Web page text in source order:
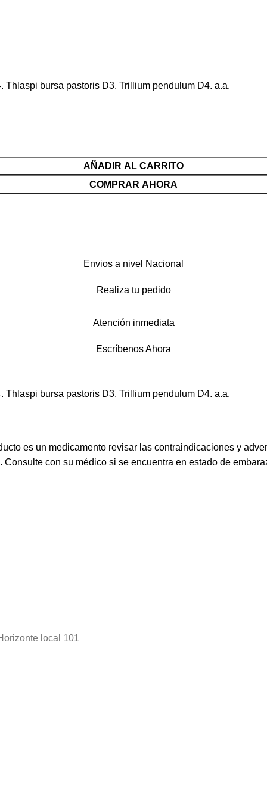
bursa pastoris D3. Trillium pendulum D4. a.a.
AÑADIR AL CARRITO
COMPRAR AHORA
Envios a nivel Nacional
Realiza tu pedido
Atención inmediata
Escríbenos Ahora
bursa pastoris D3. Trillium pendulum D4. a.a.
es un medicamento revisar las contraindicaciones y
con su médico si se encuentra en estado de
local 101